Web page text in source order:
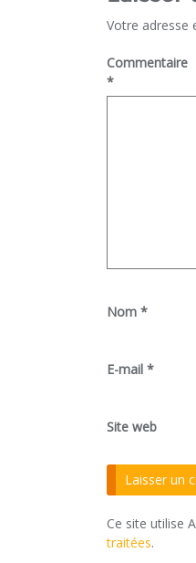
Votre adresse
Commentaire
*
Nom *
E-mail *
Site web
Ce site utilise
traitées.